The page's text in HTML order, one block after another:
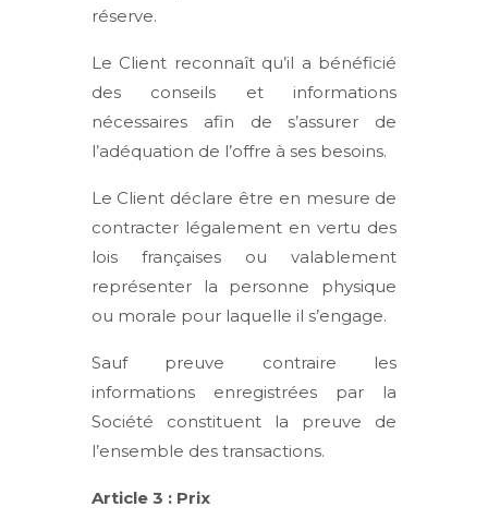
réserve.
Le Client reconnaît qu’il a bénéficié
des conseils et informations
nécessaires afin de s’assurer de
l’adéquation de l’offre à ses besoins.
Le Client déclare être en mesure de
contracter légalement en vertu des
lois françaises ou valablement
représenter la personne physique
ou morale pour laquelle il s’engage.
Sauf preuve contraire les
informations enregistrées par la
Société constituent la preuve de
l’ensemble des transactions.
Article 3 : Prix